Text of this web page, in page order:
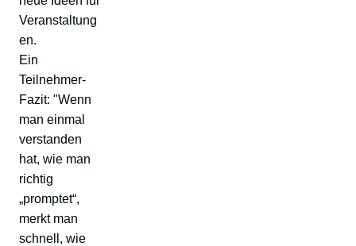
Veranstaltung
en.
Ein
Teilnehmer-
Fazit: "Wenn
man einmal
verstanden
hat, wie man
richtig
„promptet“,
merkt man
schnell, wie